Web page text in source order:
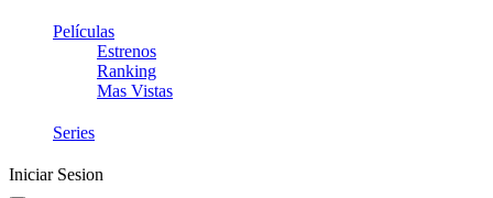
Películas
Estrenos
Ranking
Mas Vistas
Series
Iniciar Sesion